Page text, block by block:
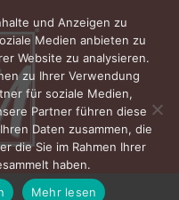
und Anzeigen zu
Medien anbieten zu
Website zu analysieren.
zu Ihrer Verwendung
für soziale Medien,
Partner führen diese
Daten zusammen, die
die Sie im Rahmen Ihrer
haben.
Mehr lesen